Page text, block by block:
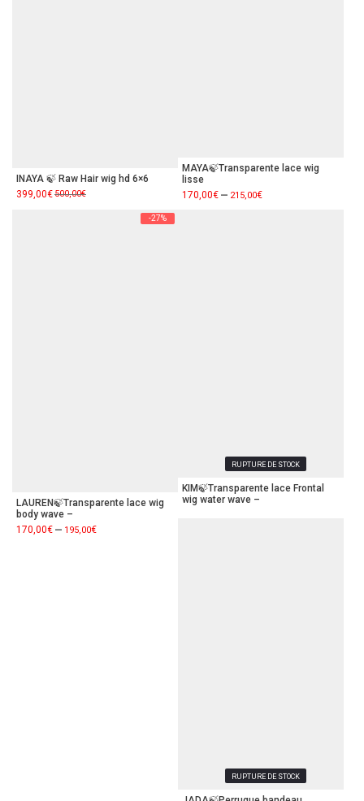
INAYA 🍃 Raw Hair wig hd 6×6
500,00€
Le
399,00€
Le
MAYA🍃Transparente lace wig
lisse
170,00€ – 215,00€
-27%
LAUREN🍃Transparente lace wig
body wave –
170,00€ – 195,00€
RUPTURE DE STOCK
KIM🍃Transparente lace Frontal
wig water wave –
RUPTURE DE STOCK